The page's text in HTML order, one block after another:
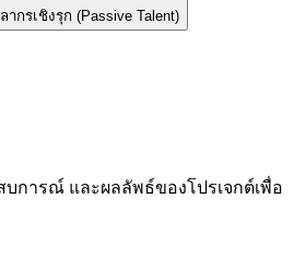
กรเชิงรุก (Passive Talent)
การณ์ และผลลัพธ์ของโปรเจกต์เพื่อ